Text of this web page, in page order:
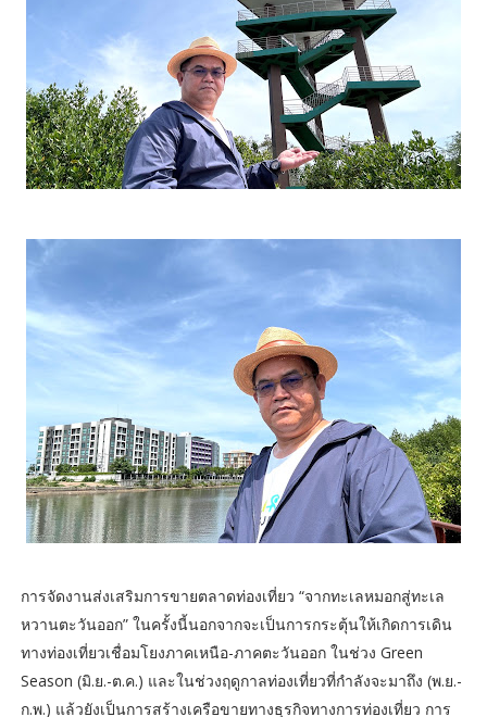
การจัดงานส่งเสริมการขายตลาดท่องเที่ยว “จากทะเลหมอกสู่ทะเล
หวานตะวันออก” ในครั้งนี้นอกจากจะเป็นการกระตุ้นให้เกิดการเดิน
ทางท่องเที่ยวเชื่อมโยงภาคเหนือ-ภาคตะวันออก ในช่วง Green
Season (มิ.ย.-ต.ค.) และในช่วงฤดูกาลท่องเที่ยวที่กำลังจะมาถึง (พ.ย.-
ก.พ.) แล้วยังเป็นการสร้างเครือขายทางธุรกิจทางการท่องเที่ยว การ